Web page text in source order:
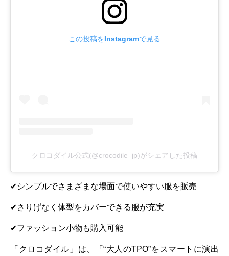
この投稿をInstagramで見る
クロコダイル公式(@crocodile_jp)がシェアした投稿
✔シンプルでさまざまな場面で使いやすい服を販売
✔さりげなく体型をカバーできる服が充実
✔ファッション小物も購入可能
「クロコダイル」は、「“大人のTPO”をスマートに演出